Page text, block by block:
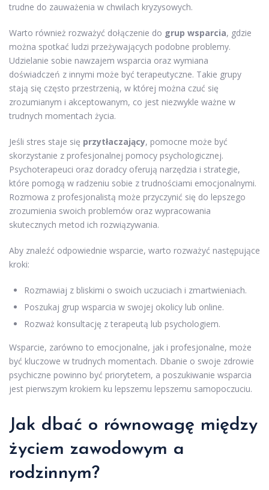
trudne do zauważenia w chwilach kryzysowych.
Warto również rozważyć dołączenie do grup wsparcia, gdzie
można spotkać ludzi przeżywających podobne problemy.
Udzielanie sobie nawzajem wsparcia oraz wymiana
doświadczeń z innymi może być terapeutyczne. Takie grupy
stają się często przestrzenią, w której można czuć się
zrozumianym i akceptowanym, co jest niezwykle ważne w
trudnych momentach życia.
Jeśli stres staje się przytłaczający, pomocne może być
skorzystanie z profesjonalnej pomocy psychologicznej.
Psychoterapeuci oraz doradcy oferują narzędzia i strategie,
które pomogą w radzeniu sobie z trudnościami emocjonalnymi.
Rozmowa z profesjonalistą może przyczynić się do lepszego
zrozumienia swoich problemów oraz wypracowania
skutecznych metod ich rozwiązywania.
Aby znaleźć odpowiednie wsparcie, warto rozważyć następujące
kroki:
Rozmawiaj z bliskimi o swoich uczuciach i zmartwieniach.
Poszukaj grup wsparcia w swojej okolicy lub online.
Rozważ konsultację z terapeutą lub psychologiem.
Wsparcie, zarówno to emocjonalne, jak i profesjonalne, może
być kluczowe w trudnych momentach. Dbanie o swoje zdrowie
psychiczne powinno być priorytetem, a poszukiwanie wsparcia
jest pierwszym krokiem ku lepszemu lepszemu samopoczuciu.
Jak dbać o równowagę między
życiem zawodowym a
rodzinnym?